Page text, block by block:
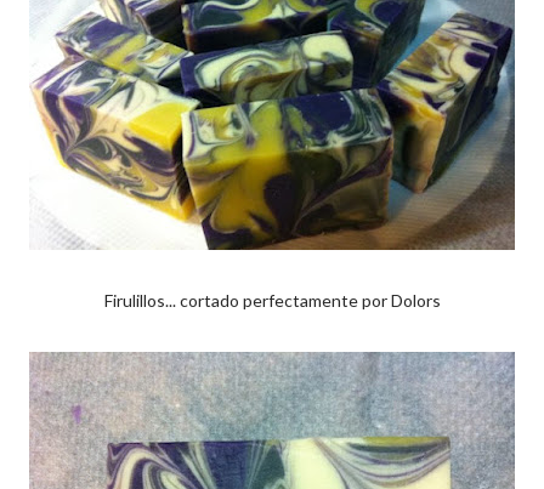
Firulillos... cortado perfectamente por Dolors